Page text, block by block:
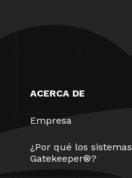
ACERCA DE
Empresa
¿Por qué los sistemas
Gatekeeper®?